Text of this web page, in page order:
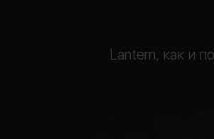
Lantern, как и